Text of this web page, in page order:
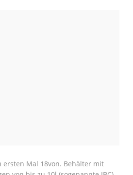
ersten Mal 18von. Behälter mit